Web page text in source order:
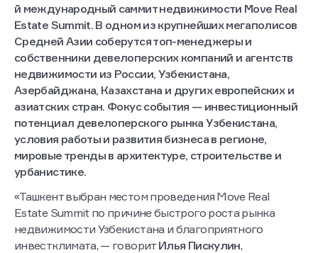
й международный саммит недвижимости Move Real
Estate Summit. В одном из крупнейших мегаполисов
Средней Азии соберутся топ-менеджеры и
собственники девелоперских компаний и агентств
недвижимости из России, Узбекистана,
Азербайджана, Казахстана и других европейских и
азиатских стран. Фокус события — инвестиционный
потенциал девелоперского рынка Узбекистана,
условия работы и развития бизнеса в регионе,
мировые тренды в архитектуре, строительстве и
урбанистике.
«Ташкент выбран местом проведения Move Real
Estate Summit по причине быстрого роста рынка
недвижимости Узбекистана и благоприятного
инвестклимата, — говорит Илья Пискулин,